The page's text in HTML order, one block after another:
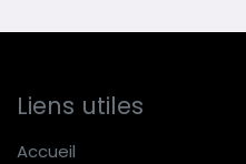
Liens utiles
Accueil